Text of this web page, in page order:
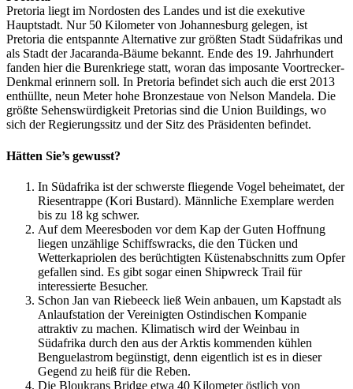
Pretoria liegt im Nordosten des Landes und ist die exekutive
Hauptstadt. Nur 50 Kilometer von Johannesburg gelegen, ist
Pretoria die entspannte Alternative zur größten Stadt Südafrikas und
als Stadt der Jacaranda-Bäume bekannt. Ende des 19. Jahrhundert
fanden hier die Burenkriege statt, woran das imposante Voortrecker-
Denkmal erinnern soll. In Pretoria befindet sich auch die erst 2013
enthüllte, neun Meter hohe Bronzestaue von Nelson Mandela. Die
größte Sehenswürdigkeit Pretorias sind die Union Buildings, wo
sich der Regierungssitz und der Sitz des Präsidenten befindet.
Hätten Sie’s gewusst?
In Südafrika ist der schwerste fliegende Vogel beheimatet, der
Riesentrappe (Kori Bustard). Männliche Exemplare werden
bis zu 18 kg schwer.
Auf dem Meeresboden vor dem Kap der Guten Hoffnung
liegen unzählige Schiffswracks, die den Tücken und
Wetterkapriolen des berüchtigten Küstenabschnitts zum Opfer
gefallen sind. Es gibt sogar einen Shipwreck Trail für
interessierte Besucher.
Schon Jan van Riebeeck ließ Wein anbauen, um Kapstadt als
Anlaufstation der Vereinigten Ostindischen Kompanie
attraktiv zu machen. Klimatisch wird der Weinbau in
Südafrika durch den aus der Arktis kommenden kühlen
Benguelastrom begünstigt, denn eigentlich ist es in dieser
Gegend zu heiß für die Reben.
Die Bloukrans Bridge etwa 40 Kilometer östlich von